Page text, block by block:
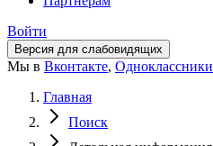
Войти
Версия для слабовидящих
Мы в Вконтакте, Одноклассники
Главная
Поиск